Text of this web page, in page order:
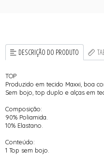
DESCRIÇÃO DO PRODUTO
TOP
Produzido em tecido Maxxi, boa
Sem bojo, top duplo e alças em
Composição:
90% Poliamida.
10% Elastano.
Conteúdo:
1 Top sem bojo.